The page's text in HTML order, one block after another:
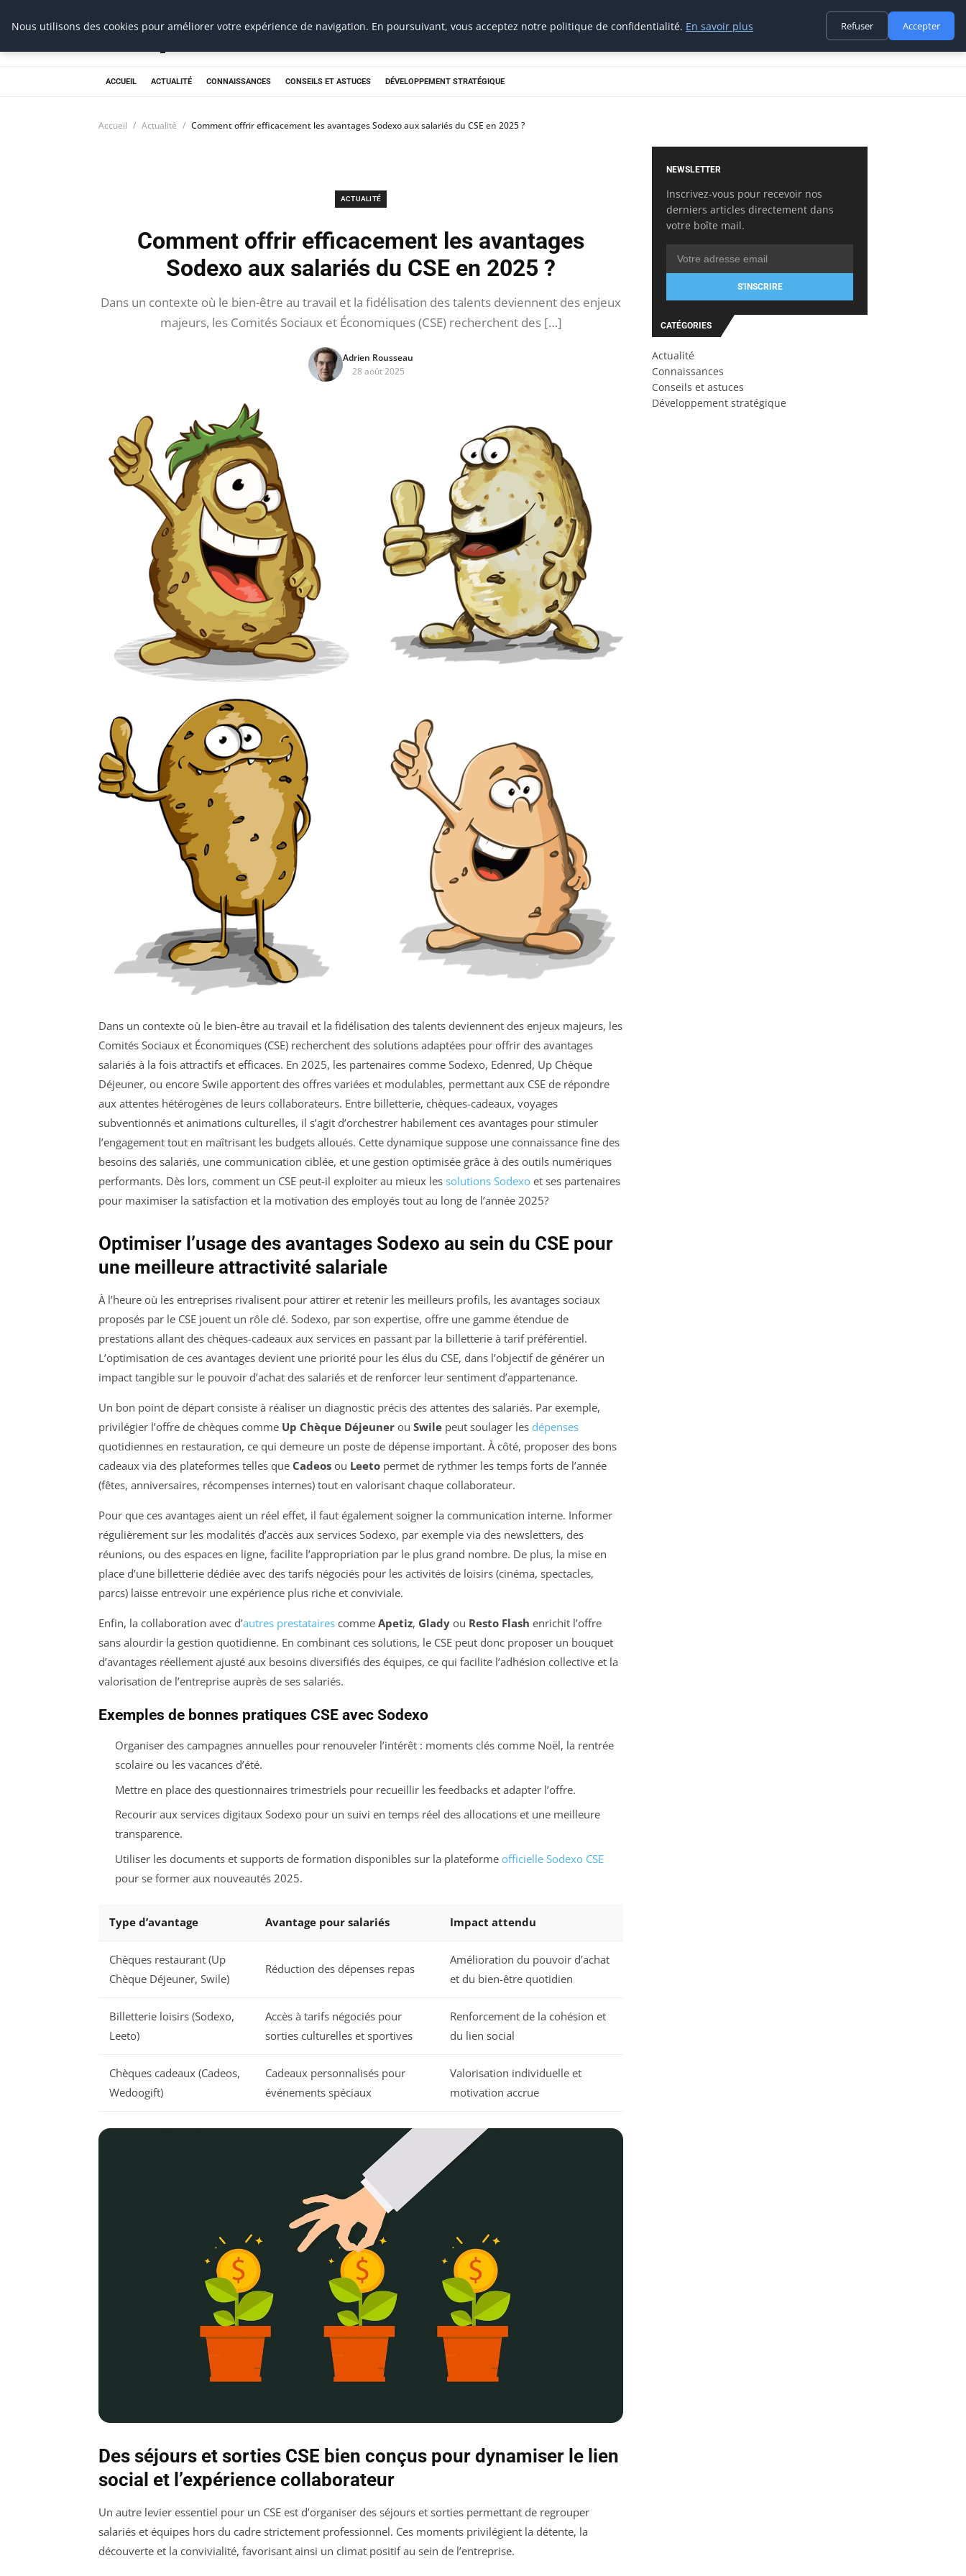
Prospection Pro
ACCUEIL ACTUALITÉ CONNAISSANCES CONSEILS ET ASTUCES DÉVELOPPEMENT STRATÉGIQUE
Accueil Actualité Comment offrir efficacement les avantages Sodexo aux salariés du CSE en 2025 ?
ACTUALITÉ
Comment offrir efficacement les avantages
Sodexo aux salariés du CSE en 2025 ?
Dans un contexte où le bien-être au travail et la fidélisation des talents deviennent des enjeux
majeurs, les Comités Sociaux et Économiques (CSE) recherchent des […]
Adrien Rousseau
28 août 2025
Dans un contexte où le bien-être au travail et la fidélisation des talents deviennent des enjeux majeurs, les
Comités Sociaux et Économiques (CSE) recherchent des solutions adaptées pour offrir des avantages
salariés à la fois attractifs et efficaces. En 2025, les partenaires comme Sodexo, Edenred, Up Chèque
Déjeuner, ou encore Swile apportent des offres variées et modulables, permettant aux CSE de répondre
aux attentes hétérogènes de leurs collaborateurs. Entre billetterie, chèques-cadeaux, voyages
subventionnés et animations culturelles, il s’agit d’orchestrer habilement ces avantages pour stimuler
l’engagement tout en maîtrisant les budgets alloués. Cette dynamique suppose une connaissance fine des
besoins des salariés, une communication ciblée, et une gestion optimisée grâce à des outils numériques
performants. Dès lors, comment un CSE peut-il exploiter au mieux les solutions Sodexo et ses partenaires
pour maximiser la satisfaction et la motivation des employés tout au long de l’année 2025?
Optimiser l’usage des avantages Sodexo au sein du CSE pour
une meilleure attractivité salariale
À l’heure où les entreprises rivalisent pour attirer et retenir les meilleurs profils, les avantages sociaux
proposés par le CSE jouent un rôle clé. Sodexo, par son expertise, offre une gamme étendue de
prestations allant des chèques-cadeaux aux services en passant par la billetterie à tarif préférentiel.
L’optimisation de ces avantages devient une priorité pour les élus du CSE, dans l’objectif de générer un
impact tangible sur le pouvoir d’achat des salariés et de renforcer leur sentiment d’appartenance.
Un bon point de départ consiste à réaliser un diagnostic précis des attentes des salariés. Par exemple,
privilégier l’offre de chèques comme Up Chèque Déjeuner ou Swile peut soulager les dépenses
quotidiennes en restauration, ce qui demeure un poste de dépense important. À côté, proposer des bons
cadeaux via des plateformes telles que Cadeos ou Leeto permet de rythmer les temps forts de l’année
(fêtes, anniversaires, récompenses internes) tout en valorisant chaque collaborateur.
Pour que ces avantages aient un réel effet, il faut également soigner la communication interne. Informer
régulièrement sur les modalités d’accès aux services Sodexo, par exemple via des newsletters, des
réunions, ou des espaces en ligne, facilite l’appropriation par le plus grand nombre. De plus, la mise en
place d’une billetterie dédiée avec des tarifs négociés pour les activités de loisirs (cinéma, spectacles,
parcs) laisse entrevoir une expérience plus riche et conviviale.
Enfin, la collaboration avec d’autres prestataires comme Apetiz, Glady ou Resto Flash enrichit l’offre
sans alourdir la gestion quotidienne. En combinant ces solutions, le CSE peut donc proposer un bouquet
d’avantages réellement ajusté aux besoins diversifiés des équipes, ce qui facilite l’adhésion collective et la
valorisation de l’entreprise auprès de ses salariés.
Exemples de bonnes pratiques CSE avec Sodexo
Organiser des campagnes annuelles pour renouveler l’intérêt : moments clés comme Noël, la rentrée
scolaire ou les vacances d’été.
Mettre en place des questionnaires trimestriels pour recueillir les feedbacks et adapter l’offre.
Recourir aux services digitaux Sodexo pour un suivi en temps réel des allocations et une meilleure
transparence.
Utiliser les documents et supports de formation disponibles sur la plateforme officielle Sodexo CSE
pour se former aux nouveautés 2025.
Type d’avantage Avantage pour salariés Impact attendu
Chèques restaurant (Up
Chèque Déjeuner, Swile)
Réduction des dépenses repas
Amélioration du pouvoir d’achat
et du bien-être quotidien
Billetterie loisirs (Sodexo,
Leeto)
Accès à tarifs négociés pour
sorties culturelles et sportives
Renforcement de la cohésion et
du lien social
Chèques cadeaux (Cadeos,
Wedoogift)
Cadeaux personnalisés pour
événements spéciaux
Valorisation individuelle et
motivation accrue
Des séjours et sorties CSE bien conçus pour dynamiser le lien
social et l’expérience collaborateur
Un autre levier essentiel pour un CSE est d’organiser des séjours et sorties permettant de regrouper
salariés et équipes hors du cadre strictement professionnel. Ces moments privilégient la détente, la
découverte et la convivialité, favorisant ainsi un climat positif au sein de l’entreprise.
NEWSLETTER
Inscrivez-vous pour recevoir nos
derniers articles directement dans
votre boîte mail.
S'INSCRIRE
CATÉGORIES
Actualité
Connaissances
Conseils et astuces
Développement stratégique
Nous utilisons des cookies pour améliorer votre expérience de navigation. En poursuivant, vous acceptez notre politique de confidentialité. En savoir plus Refuser Accepter